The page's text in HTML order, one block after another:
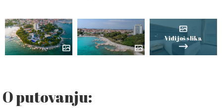
Vidi još slika
O putovanju: